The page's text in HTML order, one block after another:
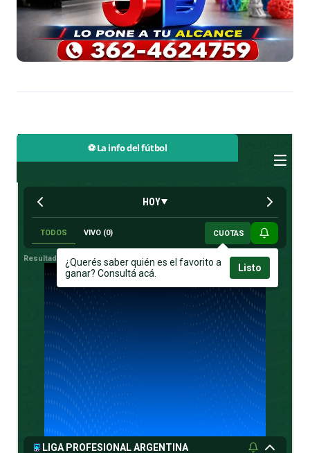
⚽ La info del fútbol